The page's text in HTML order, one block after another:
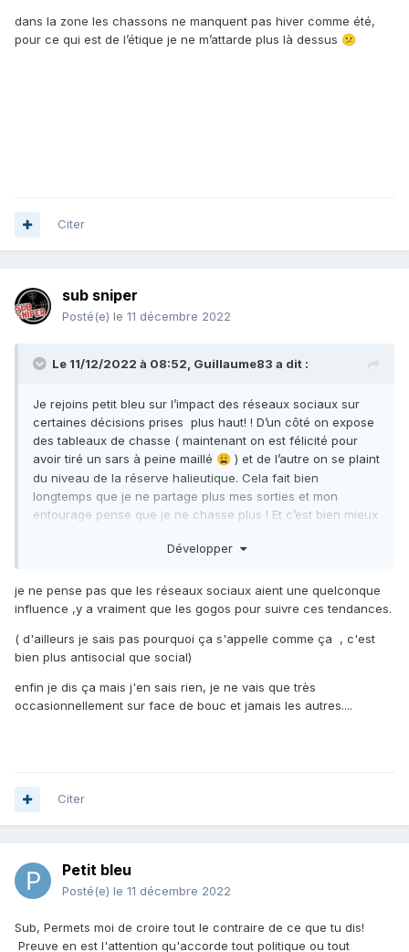
dans la zone les chassons ne manquent pas hiver comme été,
pour ce qui est de l’étique je ne m’attarde plus là dessus 😕
Citer
sub sniper
Posté(e) le 11 décembre 2022
Le 11/12/2022 à 08:52, Guillaume83 a dit :
Je rejoins petit bleu sur l’impact des réseaux sociaux sur
certaines décisions prises plus haut! ! D’un côté on expose
des tableaux de chasse ( maintenant on est félicité pour
avoir tiré un sars à peine maillé 😩 ) et de l’autre on se plaint
du niveau de la réserve halieutique. Cela fait bien
longtemps que je ne partage plus mes sorties et mon
entourage pense que je ne chasse plus ! Et c’est bien mieux
)
ceinture pleine (je parle bien de l’image renvoyée sur les
réseaux)
dans la zone les chassons ne manquent pas hiver comme
été, pour ce qui est de l’étique je ne m’attarde plus là
dessus 😕
Développer
je ne pense pas que les réseaux sociaux aient une quelconque
influence ,y a vraiment que les gogos pour suivre ces tendances.
( d'ailleurs je sais pas pourquoi ça s'appelle comme ça , c'est
bien plus antisocial que social)
enfin je dis ça mais j'en sais rien, je ne vais que très
occasionnellement sur face de bouc et jamais les autres....
Citer
Petit bleu
Posté(e) le 11 décembre 2022
Sub, Permets moi de croire tout le contraire de ce que tu dis!
Preuve en est l'attention qu'accorde tout politique ou tout